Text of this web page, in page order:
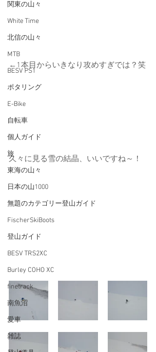
関東の山々
White Time
北信の山々
MTB
BESV PS1
ポタリング
E-Bike
自転車
個人ガイド
旅
東海の山々
日本の山1000
無題のカテゴリー登山ガイド
FischerSkiBoots
登山ガイド
BESV TRS2XC
Burley COHO XC
finetrack
南魚沼
愛車
雑誌
←1本目からいきなり攻めすぎでは？笑
久々に見る雪の結晶、いいですね～！